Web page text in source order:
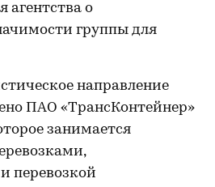
агентства о
группы для
направление
ПАО «ТрансКонтейнер»
занимается
перевозкой